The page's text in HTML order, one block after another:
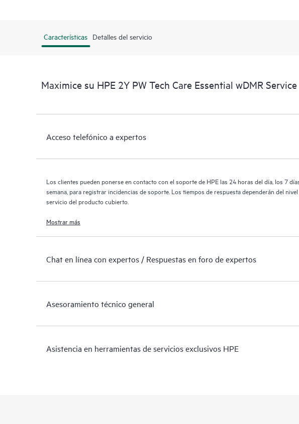
Características Detalles del servicio
Maximice su HPE 2Y PW Tech Care Essential wDMR Service
Acceso telefónico a expertos
Los clientes pueden ponerse en contacto con el soporte de HPE las 24 horas del día, los 7
semana, para registrar incidencias de soporte. Los tiempos de respuesta dependerán del
servicio del producto cubierto.
Mostrar más
Chat en línea con expertos / Respuestas en foro de expertos
Asesoramiento técnico general
Asistencia en herramientas de servicios exclusivos HPE